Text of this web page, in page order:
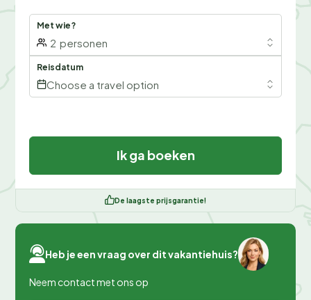
Met wie?
2 personen
Reisdatum
Choose a travel option
Ik ga boeken
De laagste prijsgarantie!
Heb je een vraag over dit vakantiehuis?
Neem contact met ons op